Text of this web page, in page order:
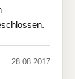
28.08.2017